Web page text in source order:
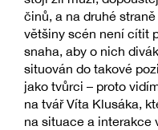
činů, a na druhé
většiny scén není cítit
snaha, aby o nich
situován do takové
jako tvůrci – proto
na tvář Víta Klusáka,
na situace a interakce